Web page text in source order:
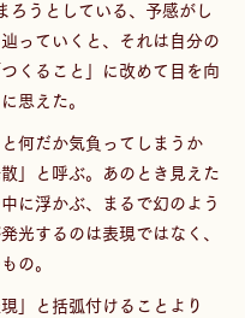
ろうとしている、予感がし
っていくと、それは自分の
くること」に改めて目を向
思えた。
と何だか気負ってしまうか
」と呼ぶ。あのとき見えた
に浮かぶ、まるで幻のよう
光するのは表現ではなく、
の。
現」と括弧付けることより